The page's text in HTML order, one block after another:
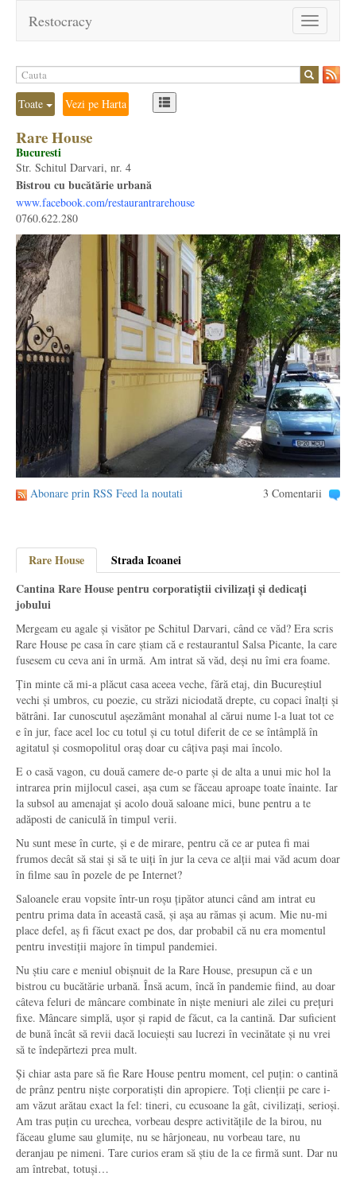
Toggle
navigation
Restocracy
Toate Vezi pe Harta
Rare House
Bucuresti
Str. Schitul Darvari, nr. 4
Bistrou cu bucătărie urbană
www.facebook.com/restaurantrarehouse
0760.622.280
Abonare prin RSS Feed la noutati 3 Comentarii
Rare House
Strada Icoanei
Cantina Rare House pentru corporatiștii civilizați și dedicați
jobului
Mergeam eu agale și visător pe Schitul Darvari, când ce văd? Era scris
Rare House pe casa în care știam că e restaurantul Salsa Picante, la care
fusesem cu ceva ani în urmă. Am intrat să văd, deși nu îmi era foame.
Țin minte că mi-a plăcut casa aceea veche, fără etaj, din Bucureștiul
vechi și umbros, cu poezie, cu străzi niciodată drepte, cu copaci înalți și
bătrâni. Iar cunoscutul așezământ monahal al cărui nume l-a luat tot ce
e în jur, face acel loc cu totul și cu totul diferit de ce se întâmplă în
agitatul și cosmopolitul oraș doar cu câțiva pași mai încolo.
E o casă vagon, cu două camere de-o parte și de alta a unui mic hol la
intrarea prin mijlocul casei, așa cum se făceau aproape toate înainte. Iar
la subsol au amenajat și acolo două saloane mici, bune pentru a te
adăposti de caniculă în timpul verii.
Nu sunt mese în curte, și e de mirare, pentru că ce ar putea fi mai
frumos decât să stai și să te uiți în jur la ceva ce alții mai văd acum doar
în filme sau în pozele de pe Internet?
Saloanele erau vopsite într-un roșu țipător atunci când am intrat eu
pentru prima data în această casă, și așa au rămas și acum. Mie nu-mi
place defel, aș fi făcut exact pe dos, dar probabil că nu era momentul
pentru investiții majore în timpul pandemiei.
Nu știu care e meniul obișnuit de la Rare House, presupun că e un
bistrou cu bucătărie urbană. Însă acum, încă în pandemie fiind, au doar
câteva feluri de mâncare combinate în niște meniuri ale zilei cu prețuri
fixe. Mâncare simplă, ușor și rapid de făcut, ca la cantină. Dar suficient
de bună încât să revii dacă locuiești sau lucrezi în vecinătate și nu vrei
să te îndepărtezi prea mult.
Și chiar asta pare să fie Rare House pentru moment, cel puțin: o cantină
de prânz pentru niște corporatiști din apropiere. Toți clienții pe care i-
am văzut arătau exact la fel: tineri, cu ecusoane la gât, civilizați, serioși.
Am tras puțin cu urechea, vorbeau despre activitățile de la birou, nu
făceau glume sau glumițe, nu se hârjoneau, nu vorbeau tare, nu
deranjau pe nimeni. Tare curios eram să știu de la ce firmă sunt. Dar nu
am întrebat, totuși…